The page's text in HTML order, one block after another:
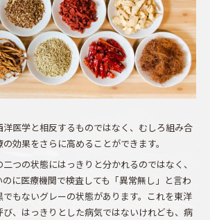
医学と相反するものではなく、むしろ組み合
効果をさらに高めることができます。
つの状態にはっきりと分かれるのではなく、
に医療機関で検査しても「異常無し」と言わ
もないグレーの状態があります。これを東洋
、はっきりとした病気ではないけれども、病